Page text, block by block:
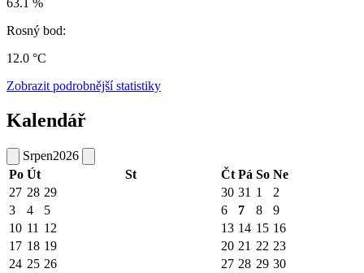
63.1 %
Rosný bod:
12.0 °C
Zobrazit podrobnější statistiky
Kalendář
Srpen2026
Po Út St Čt Pá So Ne
27 28 29 30 31 1
2
3
4 5 6 7 8
9
10 11 12 13 14 15 16
17 18 19 20 21 22 23
24 25 26 27 28 29 30